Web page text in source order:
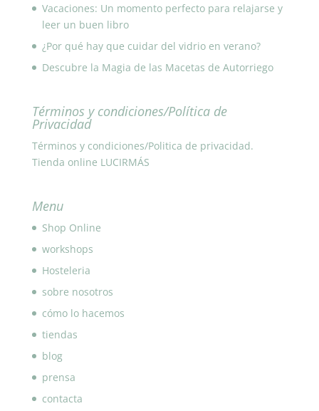
Vacaciones: Un momento perfecto para relajarse y
leer un buen libro
¿Por qué hay que cuidar del vidrio en verano?
Descubre la Magia de las Macetas de Autorriego
Términos y condiciones/Política de
Privacidad
Términos y condiciones/Politica de privacidad.
Tienda online LUCIRMÁS
Menu
Shop Online
workshops
Hosteleria
sobre nosotros
cómo lo hacemos
tiendas
blog
prensa
contacta